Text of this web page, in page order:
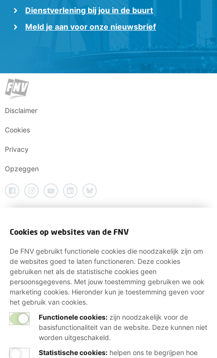
Dienstverlening bij jou in de buurt
Meld je aan voor onze nieuwsbrief
Disclaimer
Cookies
Privacy
Opzeggen
Cookies op websites van de FNV
De FNV gebruikt functionele cookies die noodzakelijk zijn om
de websites goed te laten functioneren. Deze cookies
gebruiken net als de statistische cookies geen
persoonsgegevens. Met jouw toestemming gebruiken we ook
marketing cookies. Hieronder kun je toestemming geven voor
het gebruik van cookies.
Functionele cookies: zijn noodzakelijk voor de
basisfunctionaliteit van de website. Deze kunnen niet
worden uitgeschakeld.
Statistische cookies: helpen ons te begrijpen hoe